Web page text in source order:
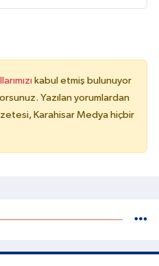
kabul etmiş bulunuyor
Yazılan yorumlardan
Karahisar Medya hiçbir